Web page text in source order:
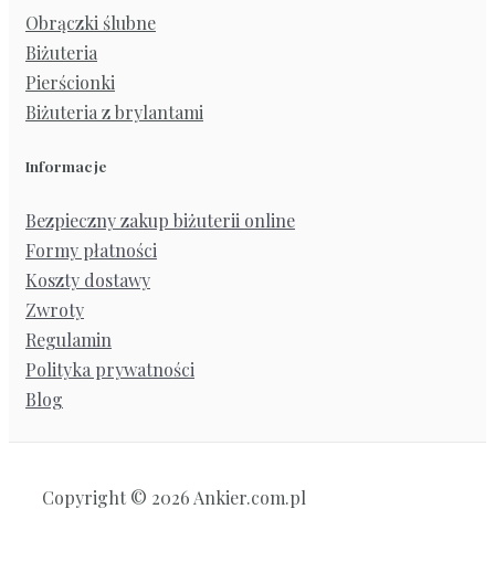
Obrączki ślubne
Biżuteria
Pierścionki
Biżuteria z brylantami
Informacje
Bezpieczny zakup biżuterii online
Formy płatności
Koszty dostawy
Zwroty
Regulamin
Polityka prywatności
Blog
Copyright © 2026 Ankier.com.pl